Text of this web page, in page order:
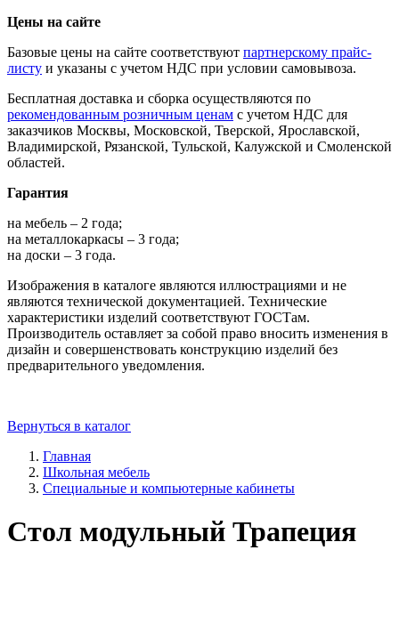
Цены на сайте
Базовые цены на сайте соответствуют партнерскому прайс-
листу и указаны с учетом НДС при условии самовывоза.
Бесплатная доставка и сборка осуществляются по
рекомендованным розничным ценам с учетом НДС для
заказчиков Москвы, Московской, Тверской, Ярославской,
Владимирской, Рязанской, Тульской, Калужской и Смоленской
областей.
Гарантия
на мебель – 2 года;
на металлокаркасы – 3 года;
на доски – 3 года.
Изображения в каталоге являются иллюстрациями и не
являются технической документацией. Технические
характеристики изделий соответствуют ГОСТам.
Производитель оставляет за собой право вносить изменения в
дизайн и совершенствовать конструкцию изделий без
предварительного уведомления.
Вернуться в каталог
Главная
Школьная мебель
Специальные и компьютерные кабинеты
Стол модульный Трапеция